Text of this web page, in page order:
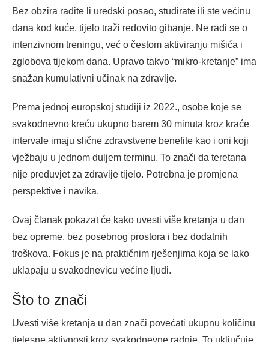
Bez obzira radite li uredski posao, studirate ili ste većinu
dana kod kuće, tijelo traži redovito gibanje. Ne radi se o
intenzivnom treningu, već o čestom aktiviranju mišića i
zglobova tijekom dana. Upravo takvo “mikro-kretanje” ima
snažan kumulativni učinak na zdravlje.
Prema jednoj europskoj studiji iz 2022., osobe koje se
svakodnevno kreću ukupno barem 30 minuta kroz kraće
intervale imaju slične zdravstvene benefite kao i oni koji
vježbaju u jednom duljem terminu. To znači da teretana
nije preduvjet za zdravije tijelo. Potrebna je promjena
perspektive i navika.
Ovaj članak pokazat će kako uvesti više kretanja u dan
bez opreme, bez posebnog prostora i bez dodatnih
troškova. Fokus je na praktičnim rješenjima koja se lako
uklapaju u svakodnevicu većine ljudi.
Što to znači
Uvesti više kretanja u dan znači povećati ukupnu količinu